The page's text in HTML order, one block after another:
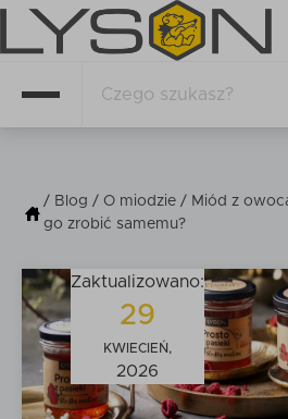
/ Blog / O miodzie/ Miód z
go zrobić samemu?
Zaktualizowano:
29
KWIECIEŃ,
2026